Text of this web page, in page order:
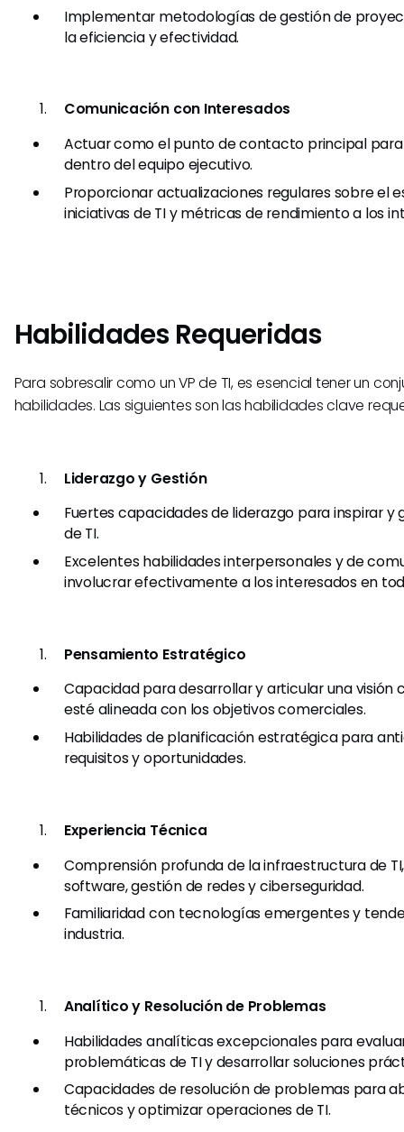
Implementar metodologías de gestión de
la eficiencia y efectividad.
Comunicación con Interesados
Actuar como el punto de contacto principal para
dentro del equipo ejecutivo.
Proporcionar actualizaciones regulares sobre el
iniciativas de TI y métricas de rendimiento a los
Habilidades Requeridas
Para sobresalir como un VP de TI, es esencial tener un
habilidades. Las siguientes son las habilidades clave
Liderazgo y Gestión
Fuertes capacidades de liderazgo para inspirar y
de TI.
Excelentes habilidades interpersonales y de
involucrar efectivamente a los interesados en
Pensamiento Estratégico
Capacidad para desarrollar y articular una visión
esté alineada con los objetivos comerciales.
Habilidades de planificación estratégica para
requisitos y oportunidades.
Experiencia Técnica
Comprensión profunda de la infraestructura de
software, gestión de redes y ciberseguridad.
Familiaridad con tecnologías emergentes y
industria.
Analítico y Resolución de Problemas
Habilidades analíticas excepcionales para
problemáticas de TI y desarrollar soluciones
Capacidades de resolución de problemas para
técnicos y optimizar operaciones de TI.